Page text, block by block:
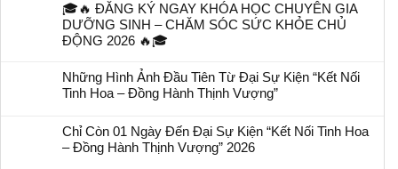
🎓🔥 ĐĂNG KÝ NGAY KHÓA HỌC CHUYÊN GIA
DƯỠNG SINH – CHĂM SÓC SỨC KHỎE CHỦ
ĐỘNG 2026 🔥🎓
Những Hình Ảnh Đầu Tiên Từ Đại Sự Kiện “Kết Nối
Tinh Hoa – Đồng Hành Thịnh Vượng”
Chỉ Còn 01 Ngày Đến Đại Sự Kiện “Kết Nối Tinh Hoa
– Đồng Hành Thịnh Vượng” 2026